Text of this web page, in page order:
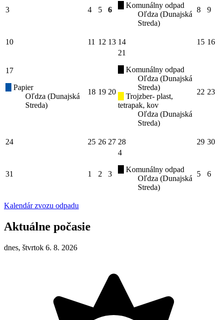
3 4 5 6
Komunálny odpad
Oľdza (Dunajská
Streda)
8 9
10 11 12 13 14 15 16
17
Papier
Oľdza (Dunajská
Streda)
18 19 20
21
Komunálny odpad
Oľdza (Dunajská
Streda)
Trojzber- plast,
tetrapak, kov
Oľdza (Dunajská
Streda)
22 23
24 25 26 27 28 29 30
31 1 2 3
4
Komunálny odpad
Oľdza (Dunajská
Streda)
5 6
Kalendár zvozu odpadu
Aktuálne počasie
dnes, štvrtok 6. 8. 2026